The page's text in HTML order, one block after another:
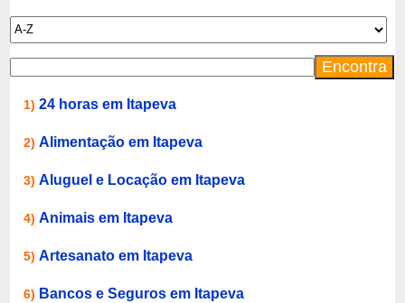
1)24 horas em Itapeva
2)Alimentação em Itapeva
3)Aluguel e Locação em Itapeva
4)Animais em Itapeva
5)Artesanato em Itapeva
6) Bancos e Seguros em Itapeva